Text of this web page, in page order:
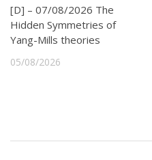
Jornal da USP
Agenda de Eventos
Defesa de Teses
[D] – 07/08/2026 The
Hidden Symmetries of
Yang-Mills theories
05/08/2026